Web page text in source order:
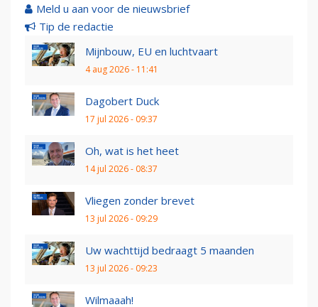
Meld u aan voor de nieuwsbrief
Tip de redactie
Mijnbouw, EU en luchtvaart
4 aug 2026 - 11:41
Dagobert Duck
17 jul 2026 - 09:37
Oh, wat is het heet
14 jul 2026 - 08:37
Vliegen zonder brevet
13 jul 2026 - 09:29
Uw wachttijd bedraagt 5 maanden
13 jul 2026 - 09:23
Wilmaaah!